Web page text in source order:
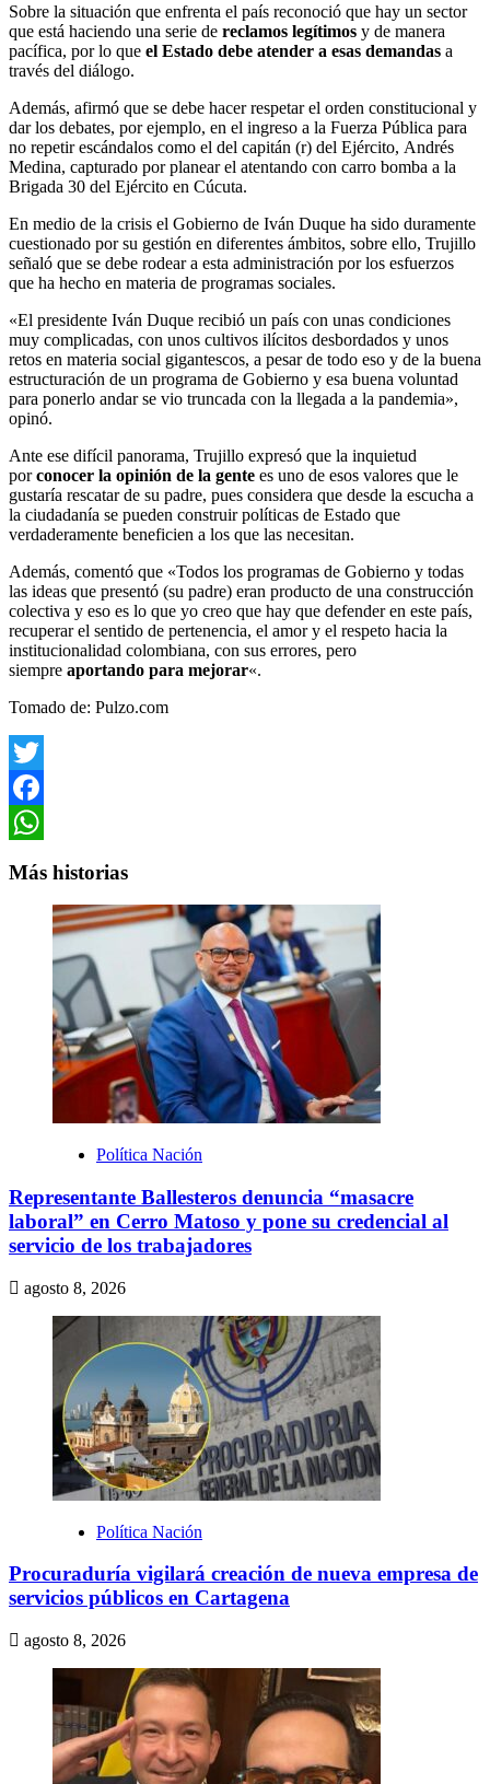
Sobre la situación que enfrenta el país reconoció que hay un sector
que está haciendo una serie de reclamos legítimos y de manera
pacífica, por lo que el Estado debe atender a esas demandas a
través del diálogo.
Además, afirmó que se debe hacer respetar el orden constitucional y
dar los debates, por ejemplo, en el ingreso a la Fuerza Pública para
no repetir escándalos como el del capitán (r) del Ejército, Andrés
Medina, capturado por planear el atentando con carro bomba a la
Brigada 30 del Ejército en Cúcuta.
En medio de la crisis el Gobierno de Iván Duque ha sido duramente
cuestionado por su gestión en diferentes ámbitos, sobre ello, Trujillo
señaló que se debe rodear a esta administración por los esfuerzos
que ha hecho en materia de programas sociales.
«El presidente Iván Duque recibió un país con unas condiciones
muy complicadas, con unos cultivos ilícitos desbordados y unos
retos en materia social gigantescos, a pesar de todo eso y de la buena
estructuración de un programa de Gobierno y esa buena voluntad
para ponerlo andar se vio truncada con la llegada a la pandemia»,
opinó.
Ante ese difícil panorama, Trujillo expresó que la inquietud
porconocer la opinión de la gente es uno de esos valores que le
gustaría rescatar de su padre, pues considera que desde la escucha a
la ciudadanía se pueden construir políticas de Estado que
verdaderamente beneficien a los que las necesitan.
Además, comentó que «Todos los programas de Gobierno y todas
las ideas que presentó (su padre) eran producto de una construcción
colectiva y eso es lo que yo creo que hay que defender en este país,
recuperar el sentido de pertenencia, el amor y el respeto hacia la
institucionalidad colombiana, con sus errores, pero
siempre aportando para mejorar«.
Tomado de: Pulzo.com
Twitter
Facebook
Más historias
Política Nación
Representante Ballesteros denuncia “masacre
laboral” en Cerro Matoso y pone su credencial al
servicio de los trabajadores
agosto 8, 2026
Política Nación
Procuraduría vigilará creación de nueva empresa de
servicios públicos en Cartagena
agosto 8, 2026